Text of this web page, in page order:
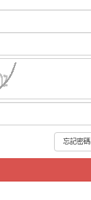
忘記密碼